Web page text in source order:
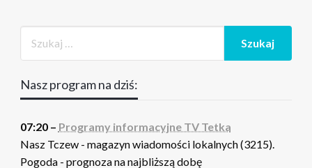
Nasz program na dziś:
07:20 – Programy informacyjne TV Tetka
Nasz Tczew - magazyn wiadomości lokalnych (3215).
Pogoda - prognoza na najbliższą dobę